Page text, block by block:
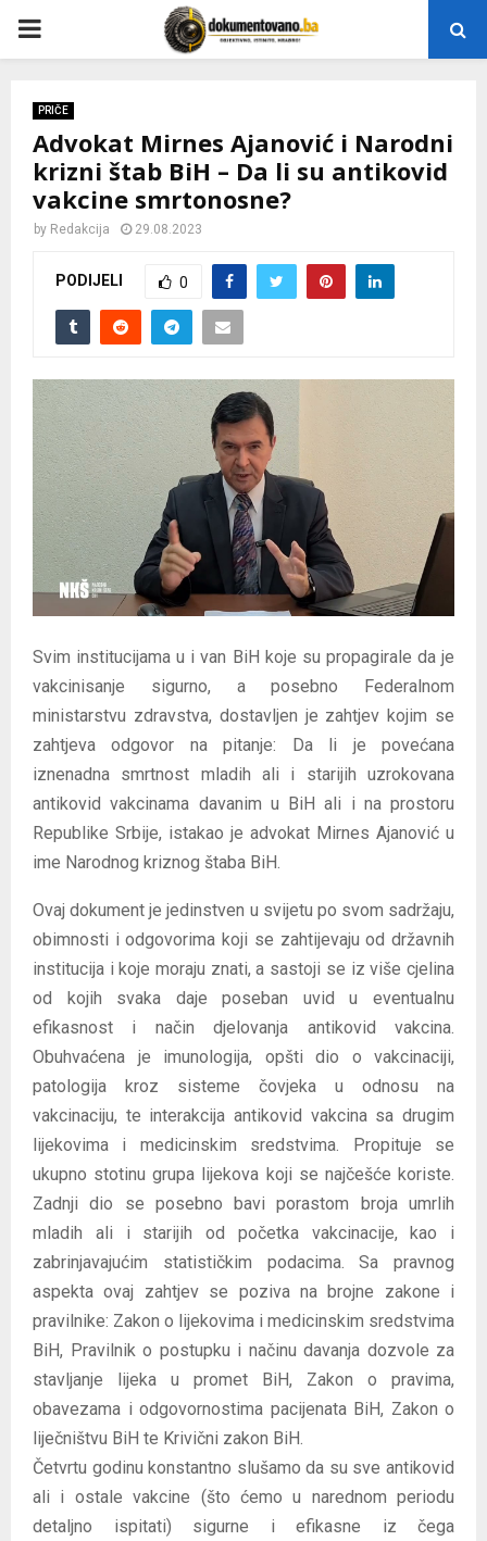
P
M
Y
M
U
PRIČE
Advokat Mirnes Ajanović i Narodni
krizni štab BiH – Da li su antikovid
vakcine smrtonosne?
by Redakcija 29.08.2023
PODIJELI 0
Svim institucijama u i van BiH koje su propagirale da je
vakcinisanje sigurno, a posebno Federalnom
ministarstvu zdravstva, dostavljen je zahtjev kojim se
zahtjeva odgovor na pitanje: Da li je povećana
iznenadna smrtnost mladih ali i starijih uzrokovana
antikovid vakcinama davanim u BiH ali i na prostoru
Republike Srbije, istakao je advokat Mirnes Ajanović u
ime Narodnog kriznog štaba BiH.
Ovaj dokument je jedinstven u svijetu po svom sadržaju,
obimnosti i odgovorima koji se zahtijevaju od državnih
institucija i koje moraju znati, a sastoji se iz više cjelina
od kojih svaka daje poseban uvid u eventualnu
efikasnost i način djelovanja antikovid vakcina.
Obuhvaćena je imunologija, opšti dio o vakcinaciji,
patologija kroz sisteme čovjeka u odnosu na
vakcinaciju, te interakcija antikovid vakcina sa drugim
lijekovima i medicinskim sredstvima. Propituje se
ukupno stotinu grupa lijekova koji se najčešće koriste.
Zadnji dio se posebno bavi porastom broja umrlih
mladih ali i starijih od početka vakcinacije, kao i
zabrinjavajućim statističkim podacima. Sa pravnog
aspekta ovaj zahtjev se poziva na brojne zakone i
pravilnike: Zakon o lijekovima i medicinskim sredstvima
BiH, Pravilnik o postupku i načinu davanja dozvole za
stavljanje lijeka u promet BiH, Zakon o pravima,
obavezama i odgovornostima pacijenata BiH, Zakon o
liječništvu BiH te Krivični zakon BiH.
Četvrtu godinu konstantno slušamo da su sve antikovid
ali i ostale vakcine (što ćemo u narednom periodu
detaljno ispitati) sigurne i efikasne iz čega